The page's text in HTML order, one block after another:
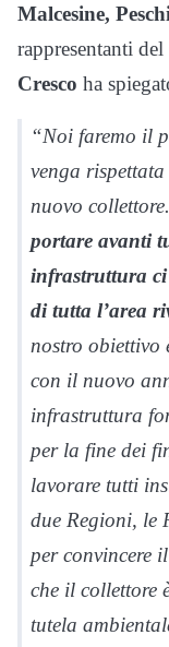
Malcesine,
rappresentanti
Cresco ha
“Noi faremo il
venga
nuovo collettore.
portare avanti
infrastruttura
di tutta l’area
nostro
con il nuovo
infrastruttura
per la fine dei
lavorare tutti
due Regioni, le
per convincere
che il collettore
tutela